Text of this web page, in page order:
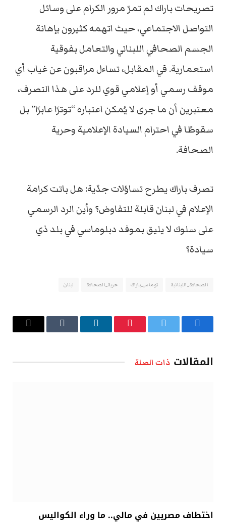
تصريحات باراك لم تمرّ مرور الكرام على وسائل
التواصل الاجتماعي، حيث اتهمه كثيرون بإهانة
الجسم الصحافي اللبناني والتعامل بفوقية
استعمارية. في المقابل، تساءل مراقبون عن غياب أي
موقف رسمي أو إعلامي قوي للرد على هذا التصرف،
معتبرين أن ما جرى لا يُمكن اعتباره “توترًا عابرًا” بل
سقوطًا في احترام السيادة الإعلامية وحرية
الصحافة.
تصرف باراك يطرح تساؤلات جدّية: هل باتت كرامة
الإعلام في لبنان قابلة للتفاوض؟ وأين الرد الرسمي
على سلوك لا يليق بموفد دبلوماسي في بلد ذي
سيادة؟
الصحافة_اللبنانية توماس_باراك حرية_الصحافة لبنان
فيسبوك تويتر بينتيريستلينكدإن Tumblr
البريد
المقالات ذات الصلة
اختطاف مصريين في مالي.. ما وراء الكواليس